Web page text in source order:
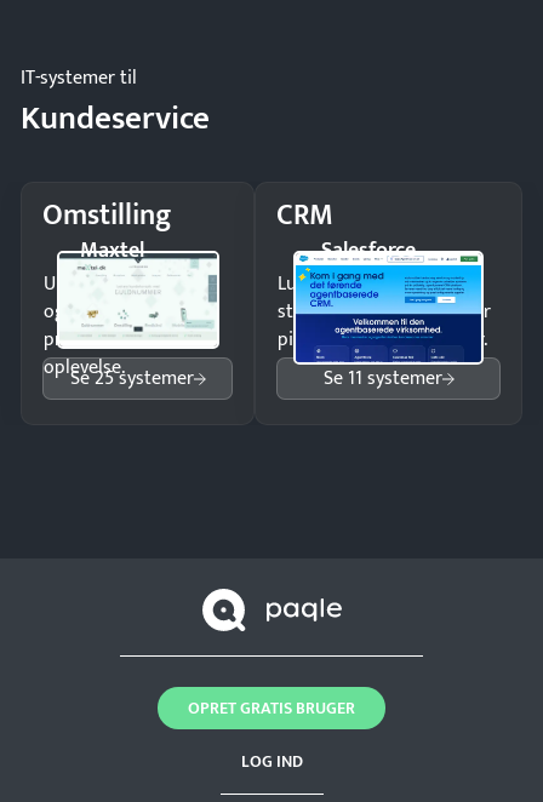
IT-systemer til
Kundeservice
Omstilling
Maxtel
Undgå tabte opkald
og giv kunderne en
professionel
oplevelse.
Se 25 systemer
CRM
Salesforce
Luk flere salg med et
struktureret overblik over
pipeline og opfølgninger.
Se 11 systemer
LOG IND
OPRET GRATIS BRUGER